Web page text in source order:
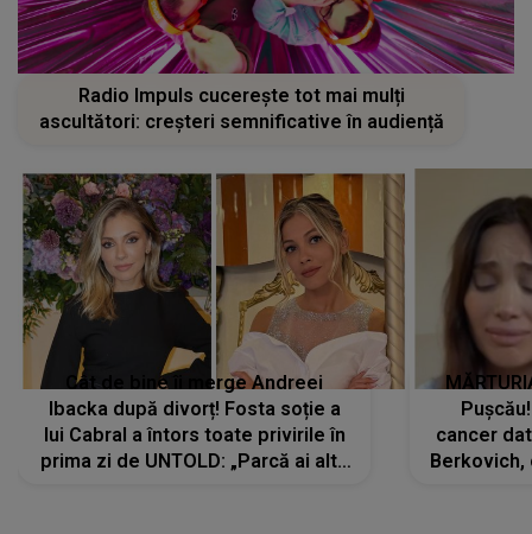
Radio Impuls cucerește tot mai mulți
ascultători: creșteri semnificative în audiență
Cât de bine îi merge Andreei
Ibacka după divorț! Fosta soție a
lui Cabral a întors toate privirile în
prima zi de UNTOLD: „Parcă ai altă
cancer
Berkovich,